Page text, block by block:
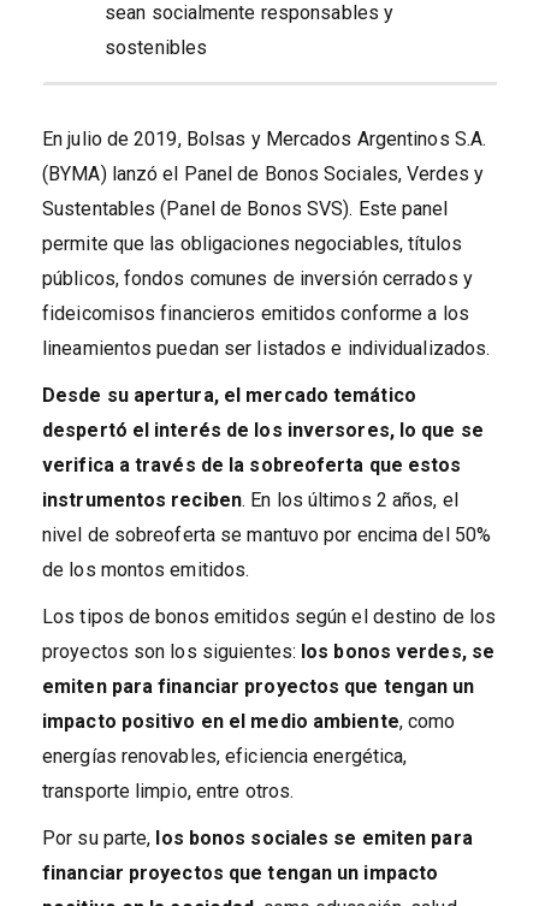
sean socialmente responsables y
sostenibles
En julio de 2019, Bolsas y Mercados Argentinos S.A.
(BYMA) lanzó el Panel de Bonos Sociales, Verdes y
Sustentables (Panel de Bonos SVS). Este panel
permite que las obligaciones negociables, títulos
públicos, fondos comunes de inversión cerrados y
fideicomisos financieros emitidos conforme a los
lineamientos puedan ser listados e individualizados.
Desde su apertura, el mercado temático
despertó el interés de los inversores, lo que se
verifica a través de la sobreoferta que estos
instrumentos reciben. En los últimos 2 años, el
nivel de sobreoferta se mantuvo por encima del 50%
de los montos emitidos.
Los tipos de bonos emitidos según el destino de los
proyectos son los siguientes: los bonos verdes, se
emiten para financiar proyectos que tengan un
impacto positivo en el medio ambiente, como
energías renovables, eficiencia energética,
transporte limpio, entre otros.
Por su parte, los bonos sociales se emiten para
financiar proyectos que tengan un impacto